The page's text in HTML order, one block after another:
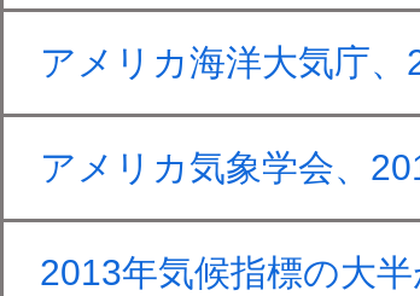
アメリカ海洋大気庁
アメリカ気象学会、
2013年気候指標の大